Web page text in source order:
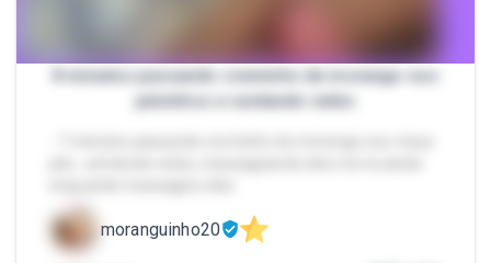
8 minutos passando creminho de morango nos
pézinhos e sentando neles
moranguinho20